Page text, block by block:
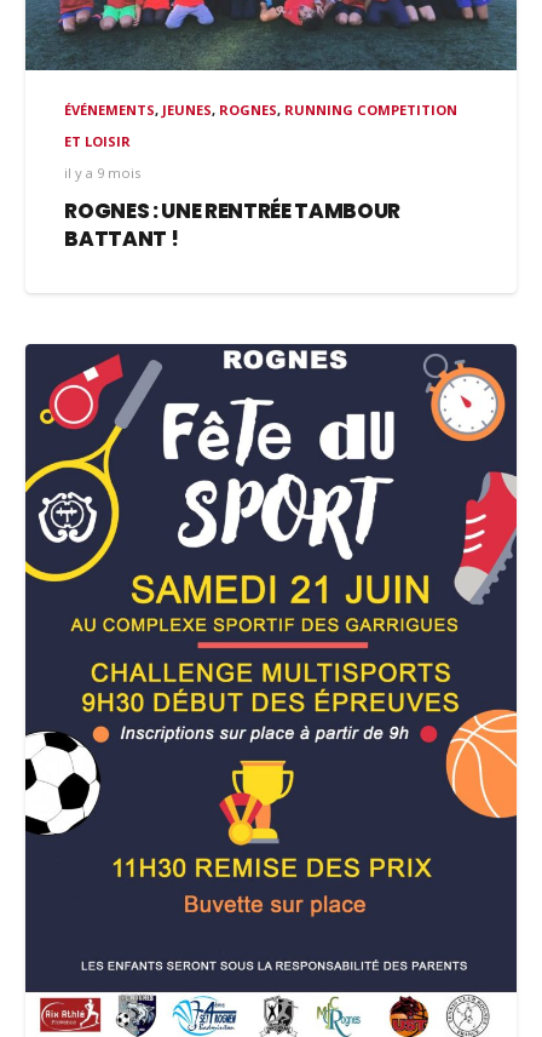
ÉVÉNEMENTS, JEUNES, ROGNES, RUNNING COMPETITION
ET LOISIR
il y a 9 mois
ROGNES : UNE RENTRÉE TAMBOUR
BATTANT !